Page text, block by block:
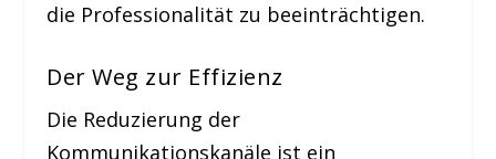
die Professionalität zu beeinträchtigen.
Der Weg zur Effizienz
Die Reduzierung der
Kommunikationskanäle ist ein